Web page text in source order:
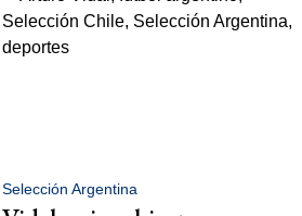
Selección Argentina